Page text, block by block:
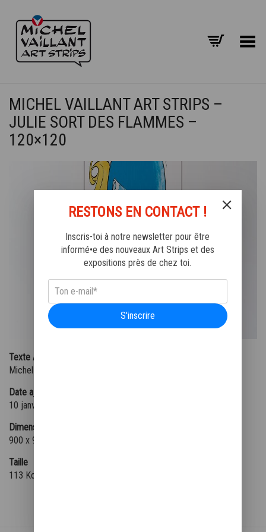
Basculer le menu
MICHEL VAILLANT ART STRIPS –
JULIE SORT DES FLAMMES –
120×120
Texte Alternatif
Michel Vaillant Art Strips – Julie sort des flammes – 120x120
Date ajoutée
10 janvier 2025
Dimensions
900 x 900
Taille
113 Ko
RESTONS EN CONTACT !
Inscris-toi à notre newsletter pour être
informé•e des nouveaux Art Strips et des
expositions près de chez toi.
S'inscrire